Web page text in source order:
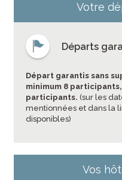
Votre
Départs
Départ garantis sans
minimum 8 participants,
participants. (sur les
mentionnées et dans la
disponibles)
Vos